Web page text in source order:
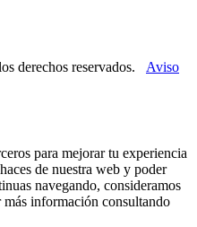
derechos reservados. Aviso
para mejorar tu experiencia
de nuestra web y poder
navegando, consideramos
más información consultando